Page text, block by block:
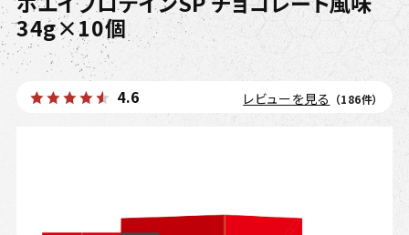
34g×10個
4.6 レビューを見る （186件）